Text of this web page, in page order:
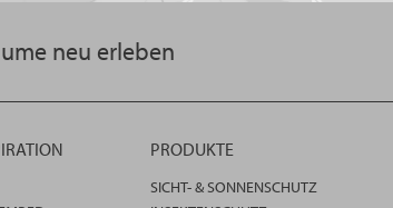
neu erleben
PRODUKTE
SICHT- & SONNENSCHUTZ